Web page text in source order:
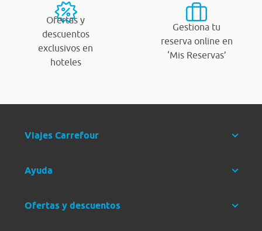
Ofertas y
descuentos
exclusivos en
hoteles
Gestiona tu
reserva online en
‘Mis Reservas’
Viajes Carrefour
Ayuda
Ofertas y descuentos